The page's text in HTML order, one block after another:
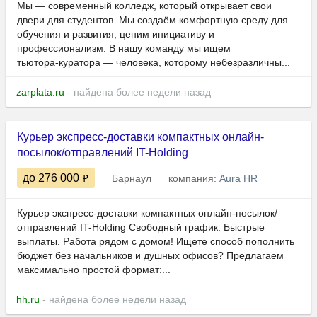
Мы — современный колледж, который открывает свои
двери для студентов. Мы создаём комфортную среду для
обучения и развития, ценим инициативу и
профессионализм. В нашу команду мы ищем
тьютора‑куратора — человека, которому небезразличны...
zarplata.ru - найдена более недели назад
Курьер экспресс-доставки компактных онлайн-
посылок/отправлений IT-Holding
до 276 000 Барнаул компания: Aura HR
Курьер экспресс-доставки компактных онлайн-посылок/
отправлений IT-Holding Свободный график. Быстрые
выплаты. Работа рядом с домом! Ищете способ пополнить
бюджет без начальников и душных офисов? Предлагаем
максимально простой формат:...
hh.ru - найдена более недели назад